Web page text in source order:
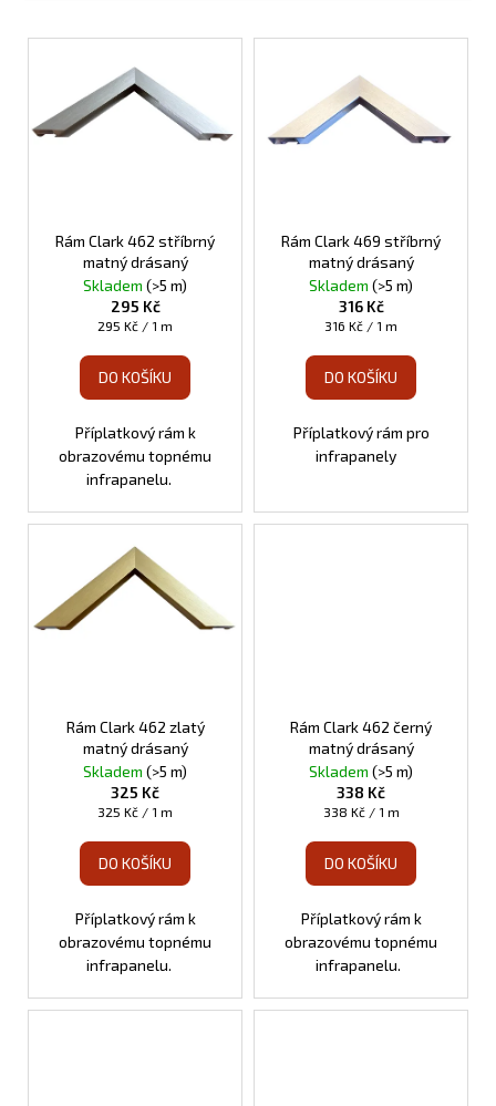
ů
V
Rám Clark 462 stříbrný
matný drásaný
Skladem (>5 m)
295 Kč
Měrná
295 Kč / 1 m
DO KOŠÍKU
Příplatkový rám k
obrazovému topnému
infrapanelu.
Rám Clark 469 stříbrný
matný drásaný
Skladem (>5 m)
316 Kč
Měrná
316 Kč / 1 m
DO KOŠÍKU
Příplatkový rám pro
infrapanely
Rám Clark 462 zlatý
matný drásaný
Skladem (>5 m)
325 Kč
Měrná
325 Kč / 1 m
DO KOŠÍKU
Příplatkový rám k
obrazovému topnému
infrapanelu.
Rám Clark 462 černý
matný drásaný
Skladem (>5 m)
338 Kč
Měrná
338 Kč / 1 m
DO KOŠÍKU
Příplatkový rám k
obrazovému topnému
infrapanelu.
e
TOPNÝ
INFRAPANEL
800